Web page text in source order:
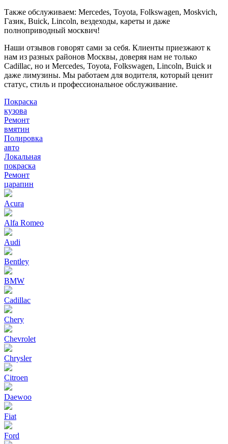
Также обслуживаем: Mercedes, Toyota, Folkswagen, Moskvich,
Газик, Buick, Lincoln, вездеходы, кареты и даже
полноприводный москвич!
Наши отзывов говорят сами за себя. Клиенты приезжают к
нам из разных районов Москвы, доверяя нам не только
Cadillac, но и Mercedes, Toyota, Folkswagen, Lincoln, Buick и
даже лимузины. Мы работаем для водителя, который ценит
статус, стиль и профессиональное обслуживание.
Покраска
кузова
Ремонт
вмятин
Полировка
авто
Локальная
покраска
Ремонт
царапин
Acura
Alfa Romeo
Audi
Bentley
BMW
Cadillac
Chery
Chevrolet
Chrysler
Citroen
Daewoo
Fiat
Ford